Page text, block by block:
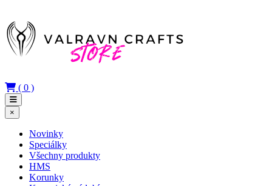
( 0 )
×
Novinky
Speciálky
Všechny produkty
HMS
Korunky